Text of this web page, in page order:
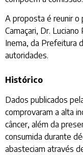
A proposta é reunir
Camaçari, Dr.
Inema, da Prefeitura
autoridades.
Histórico
Dados publicados
comprovaram a alta
câncer, além da
consumida durante
abasteciam através